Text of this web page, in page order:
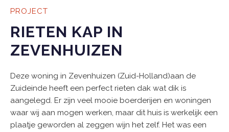
PROJECT
RIETEN KAP IN
ZEVENHUIZEN
Deze woning in Zevenhuizen (Zuid-Holland)aan de
Zuideinde heeft een perfect rieten dak wat dik is
aangelegd. Er zijn veel mooie boerderijen en woningen
waar wij aan mogen werken, maar dit huis is werkelijk een
plaatje geworden al zeggen wijn het zelf. Het was een